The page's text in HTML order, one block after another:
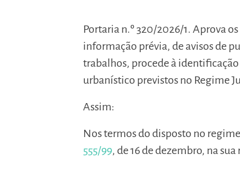
Portaria n.º 320/2026/1. Aprova
informação prévia, de avisos de
trabalhos, procede à
urbanístico previstos no Regime
Assim:
Nos termos do disposto no
555/99, de 16 de dezembro, na